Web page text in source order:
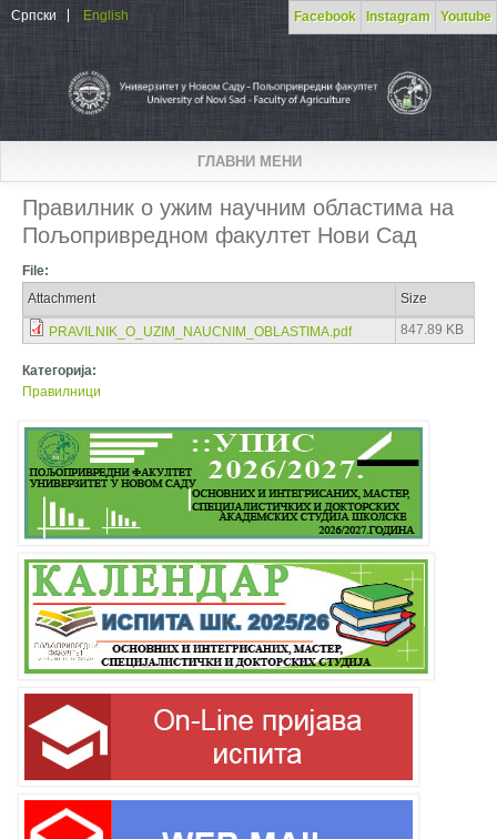
Skip to main content Facebook Instagram Youtube
Српски English
ГЛАВНИ МЕНИ
Правилник о ужим научним областима на
Пољопривредном факултет Нови Сад
File:
Attachment
Size
PRAVILNIK_O_UZIM_NAUCNIM_OBLASTIMA.pdf 847.89 KB
Категорија:
Правилници